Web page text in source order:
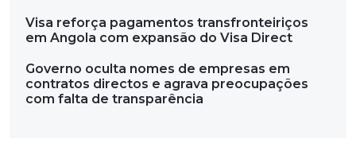
Visa reforça pagamentos transfronteiriços
em Angola com expansão do Visa Direct
Governo oculta nomes de empresas em
contratos directos e agrava preocupações
com falta de transparência